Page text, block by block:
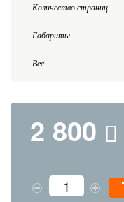
Количество страниц
Габариты
Вес
2 800